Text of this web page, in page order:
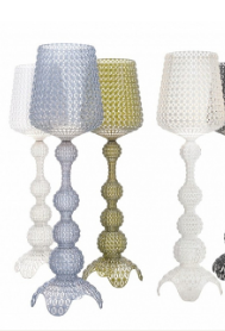
Мебель для